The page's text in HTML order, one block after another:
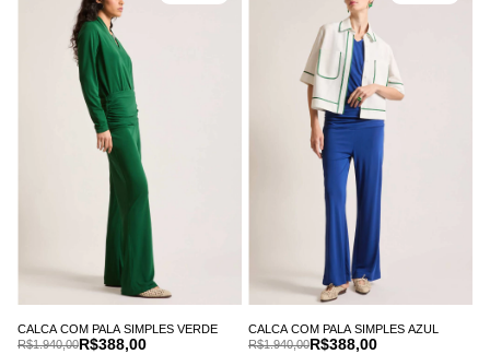
CALCA COM PALA SIMPLES VERDE
R$388,00
R$1.940,00
CALCA COM PALA SIMPLES AZUL
R$388,00
R$1.940,00